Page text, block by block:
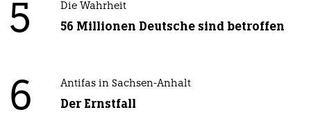
5 Die Wahrheit
56 Millionen Deutsche sind betroffen
6 Antifas in Sachsen-Anhalt
Der Ernstfall